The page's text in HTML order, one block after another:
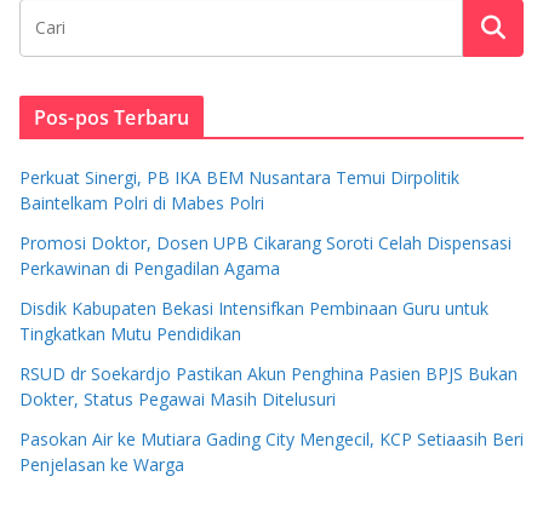
Pos-pos Terbaru
Perkuat Sinergi, PB IKA BEM Nusantara Temui Dirpolitik
Baintelkam Polri di Mabes Polri
Promosi Doktor, Dosen UPB Cikarang Soroti Celah Dispensasi
Perkawinan di Pengadilan Agama
Disdik Kabupaten Bekasi Intensifkan Pembinaan Guru untuk
Tingkatkan Mutu Pendidikan
RSUD dr Soekardjo Pastikan Akun Penghina Pasien BPJS Bukan
Dokter, Status Pegawai Masih Ditelusuri
Pasokan Air ke Mutiara Gading City Mengecil, KCP Setiaasih Beri
Penjelasan ke Warga